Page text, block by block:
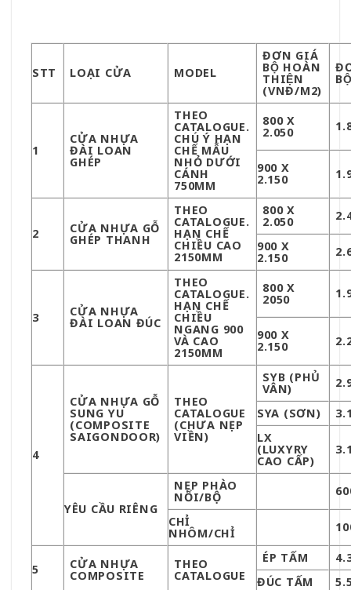
STT LOẠI CỬA MODEL
ĐƠN GIÁ
BỘ HOÀN
THIỆN
(VNĐ/M2)
1
CỬA NHỰA
ĐÀI LOAN
GHÉP
THEO
CATALOGUE.
CHÚ Ý HẠN
CHẾ MẪU
NHỎ DƯỚI
CÁNH
750MM
800 X
2.050
900 X
2.150
2 CỬA NHỰA GỖ
GHÉP THANH
THEO
CATALOGUE.
HẠN CHẾ
CHIỀU CAO
2150MM
800 X
2.050
900 X
2.150
3 CỬA NHỰA
ĐÀI LOAN ĐÚC
THEO
CATALOGUE.
HẠN CHẾ
CHIỀU
NGANG 900
VÀ CAO
2150MM
800 X
2050
900 X
2.150
4
CỬA NHỰA GỖ
SUNG YU
(COMPOSITE
SAIGONDOOR)
THEO
CATALOGUE
(CHƯA NẸP
VIỀN)
SYB (PHỦ
VÂN)
SYA (SƠN)
LX
(LUXYRY
CAO CẤP)
YÊU CẦU RIÊNG
NẸP PHÀO
NỔI/BỘ
CHỈ
NHÔM/CHỈ
5 CỬA NHỰA
COMPOSITE
THEO
CATALOGUE
ÉP TẤM
ĐÚC TẤM